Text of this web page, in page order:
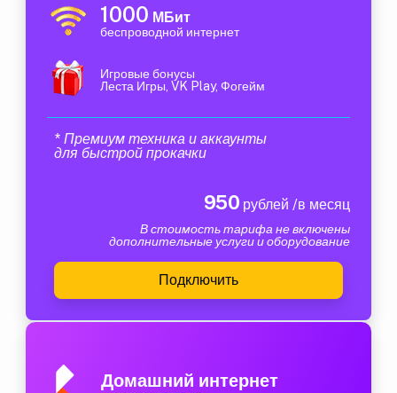
1000 МБит
беспроводной интернет
Игровые бонусы
Леста Игры, VK Play, Фогейм
* Премиум техника и аккаунты
для быстрой прокачки
950 рублей /в месяц
В стоимость тарифа не включены
дополнительные услуги и оборудование
Подключить
Домашний интернет